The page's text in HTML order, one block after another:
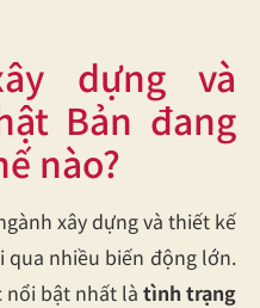
dựng và
Bản đang
nào?
xây dựng và thiết kế
qua nhiều biến động lớn.
bật nhất là tình trạng